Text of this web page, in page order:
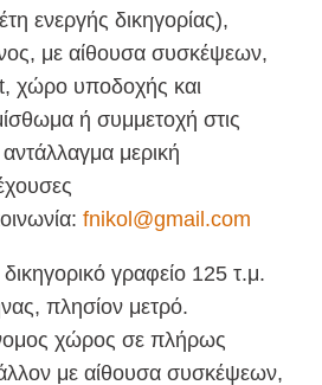
ενεργής δικηγορίας),
με αίθουσα συσκέψεων,
χώρο υποδοχής και
ή συμμετοχή στις
μερική
fnikol@gmail.com
γραφείο 125 τ.μ.
πλησίον μετρό.
χώρος σε πλήρως
με αίθουσα συσκέψεων,